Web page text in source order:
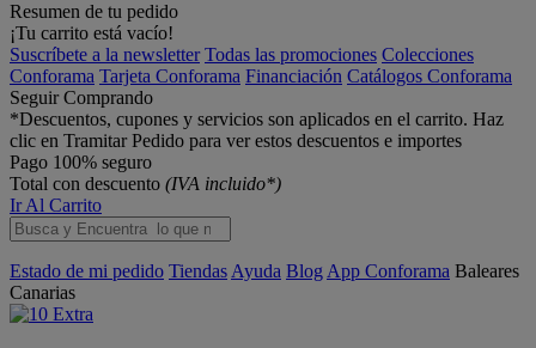
Resumen de tu pedido
¡Tu carrito está vacío!
Suscríbete a la newsletter Todas las promociones Colecciones
Conforama Tarjeta Conforama Financiación Catálogos Conforama
Seguir Comprando
*Descuentos, cupones y servicios son aplicados en el carrito. Haz
clic en Tramitar Pedido para ver estos descuentos e importes
Pago 100% seguro
Total con descuento (IVA incluido*)
Ir Al Carrito
Estado de mi pedido Tiendas Ayuda Blog App Conforama Baleares
Canarias